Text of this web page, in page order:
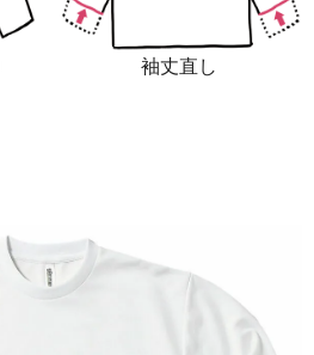
袖丈直し